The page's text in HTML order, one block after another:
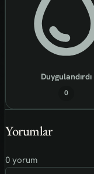
Duygulandırdı
0
Yorumlar
0 yorum